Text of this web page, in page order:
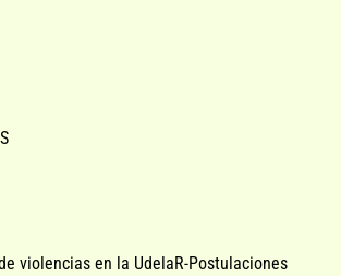
violencias en la UdelaR-Postulaciones